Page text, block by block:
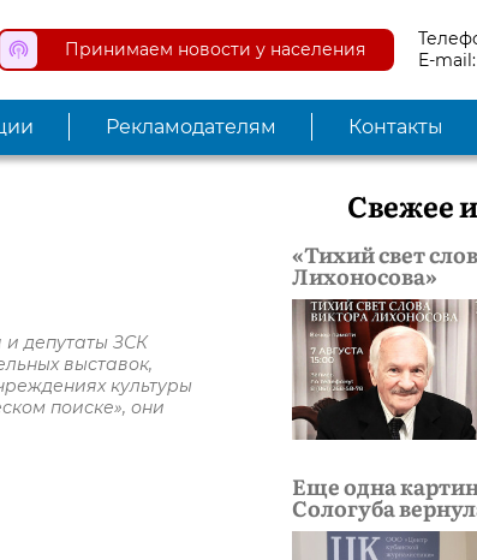
Принимаем новости у населения
E-mail:
Рекламодателям Контакты
и депутаты ЗСК
выставок,
культуры
поиске», они
Свежее
«Тихий свет
Лихоносова»
Еще одна
Сологуба